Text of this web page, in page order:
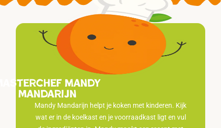
Mandy
mandarijn
Mandy Mandarijn helpt je koken met kinderen. Kijk
wat er in de koelkast en je voorraadkast ligt en vul